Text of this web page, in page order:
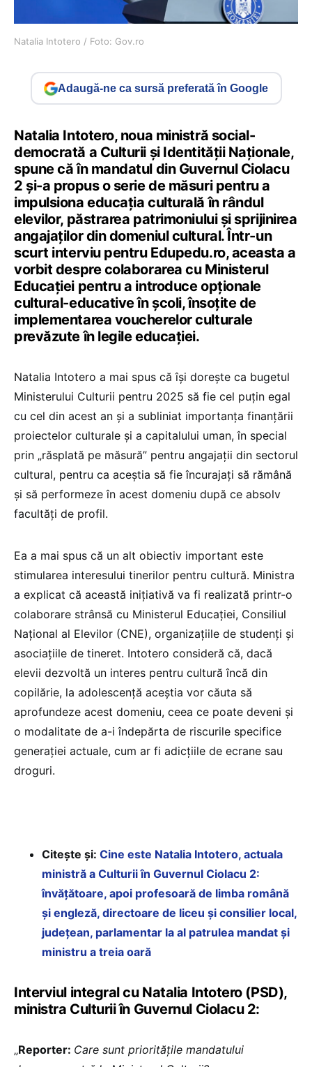
Natalia Intotero / Foto: Gov.ro
Adaugă-ne ca sursă preferată în Google
Natalia Intotero, noua ministră social-
democrată a Culturii și Identității Naționale,
spune că în mandatul din Guvernul Ciolacu
2 și-a propus o serie de măsuri pentru a
impulsiona educația culturală în rândul
elevilor, păstrarea patrimoniului și sprijinirea
angajaților din domeniul cultural. Într-un
scurt interviu pentru Edupedu.ro, aceasta a
vorbit despre colaborarea cu Ministerul
Educației pentru a introduce opționale
cultural-educative în școli, însoțite de
implementarea voucherelor culturale
prevăzute în legile educației.
Natalia Intotero a mai spus că își dorește ca bugetul
Ministerului Culturii pentru 2025 să fie cel puțin egal
cu cel din acest an și a subliniat importanța finanțării
proiectelor culturale și a capitalului uman, în special
prin „răsplată pe măsură” pentru angajații din sectorul
cultural, pentru ca aceștia să fie încurajați să rămână
și să performeze în acest domeniu după ce absolv
facultăți de profil.
Ea a mai spus că un alt obiectiv important este
stimularea interesului tinerilor pentru cultură. Ministra
a explicat că această inițiativă va fi realizată printr-o
colaborare strânsă cu Ministerul Educației, Consiliul
Național al Elevilor (CNE), organizațiile de studenți și
asociațiile de tineret. Intotero consideră că, dacă
elevii dezvoltă un interes pentru cultură încă din
copilărie, la adolescență aceștia vor căuta să
aprofundeze acest domeniu, ceea ce poate deveni și
o modalitate de a-i îndepărta de riscurile specifice
generației actuale, cum ar fi adicțiile de ecrane sau
droguri.
Citește și: Cine este Natalia Intotero, actuala
ministră a Culturii în Guvernul Ciolacu 2:
învățătoare, apoi profesoară de limba română
și engleză, directoare de liceu și consilier local,
județean, parlamentar la al patrulea mandat și
ministru a treia oară
Interviul integral cu Natalia Intotero (PSD),
ministra Culturii în Guvernul Ciolacu 2:
„Reporter: Care sunt prioritățile mandatului